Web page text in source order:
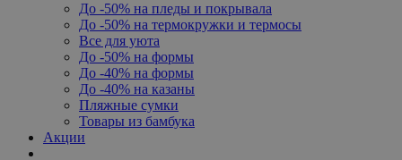
До -50% на пледы и покрывала
До -50% на термокружки и термосы
Все для уюта
До -50% на формы
До -40% на формы
До -40% на казаны
Пляжные сумки
Товары из бамбука
Акции